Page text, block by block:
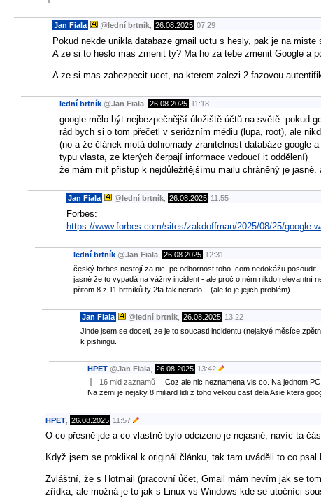
Jan Fiala @lední brtník 26.08.2025 07:29
Pokud nekde unikla databaze gmail uctu s hesly, pak je na
A ze si to heslo mas zmenit ty? Ma ho za tebe zmenit Google a
A ze si mas zabezpecit ucet, na kterem zalezi 2-fazovou
lední brtník @Jan Fiala 26.08.2025 11:18
google mělo být nejbezpečnější úložiště účtů na světě. pokud
rád bych si o tom přečetl v seriózním médiu (lupa, root), ale
(no a že článek motá dohromady zranitelnost databáze google
typu vlasta, ze kterých čerpají informace vedoucí it oddělení)
že mám mít přístup k nejdůležitějšímu mailu chráněný je
Jan Fiala @lední brtník 26.08.2025 11:55
Forbes:
https://www.forbes.com/sites/zakdoffman/2025/08/25/google-
lední brtník @Jan Fiala 26.08.2025 12:31
český forbes nestojí za nic, pc odbornost toho .com nedokážu posoudit.
jasně že to vypadá na vážný incident - ale proč o něm nikdo relevantní
přitom 8 z 11 brtníků ty 2fa tak nerado... (ale to je jejich problém)
Jan Fiala @lední brtník 26.08.2025 13:22
Jinde jsem se docetl, ze je to soucasti incidentu (nejakyé měsíce
k pishingu.
HPET @Jan Fiala 26.08.2025 13:42
16 mld zaznamů
Coz ale nic neznamena vis co. Na jednom
Na zemi je nejaky 8 miliard lidi z toho velkou cast dela Asie ktera
HPET 26.08.2025 11:57
O co přesně jde a co vlastně bylo odcizeno je nejasné, navíc ta
Když jsem se proklikal k originál článku, tak tam uváděli to co psal
Zvláštní, že s Hotmail (pracovní ůčet, Gmail mám nevím jak se
zřídka, ale možná je to jak s Linux vs Windows kde se utočníci